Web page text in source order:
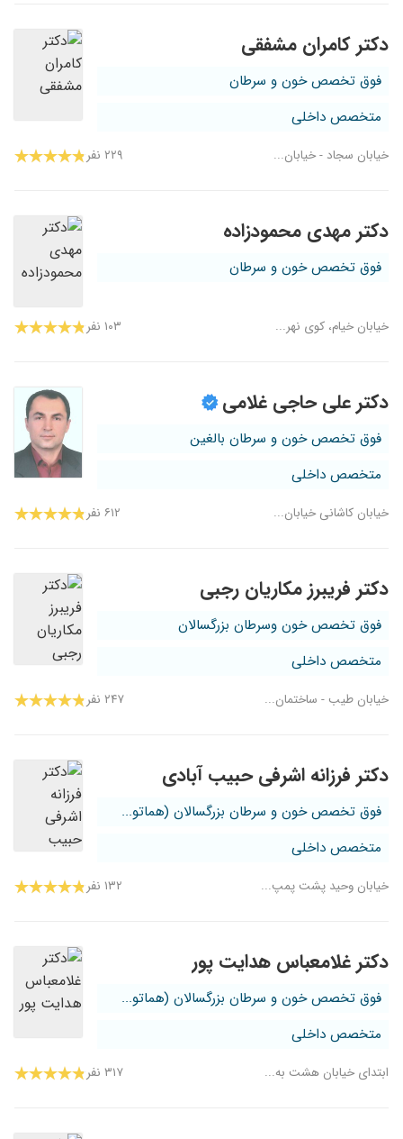
دکتر کامران مشفقی
فوق تخصص خون و سرطان
متخصص داخلی
خیابان سجاد - خیابان... ۲۲۹ نفر
دکتر مهدی محمودزاده
فوق تخصص خون و سرطان
خیابان خیام، کوی نهر... ۱۰۳ نفر
دکتر علی حاجی غلامی
فوق تخصص خون و سرطان بالغین
متخصص داخلی
خیابان کاشانی خیابان... ۶۱۲ نفر
دکتر فریبرز مکاریان رجبی
فوق تخصص خون وسرطان بزرگسالان
متخصص داخلی
خیابان طیب - ساختمان... ۲۴۷ نفر
دکتر فرزانه اشرفی حبیب آبادی
فوق تخصص خون و سرطان بزرگسالان (هماتو...
متخصص داخلی
خیابان وحید پشت پمپ... ۱۳۲ نفر
دکتر غلامعباس هدایت پور
فوق تخصص خون و سرطان بزرگسالان (هماتو...
متخصص داخلی
ابتدای خیابان هشت به... ۳۱۷ نفر